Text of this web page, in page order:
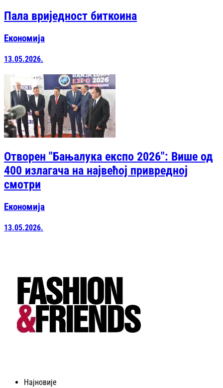
Пала вриједност биткоина
Економија
13.05.2026.
Отворен "Бањалука експо 2026": Више од
400 излагача на највећој привредној
смотри
Економија
13.05.2026.
Најновије